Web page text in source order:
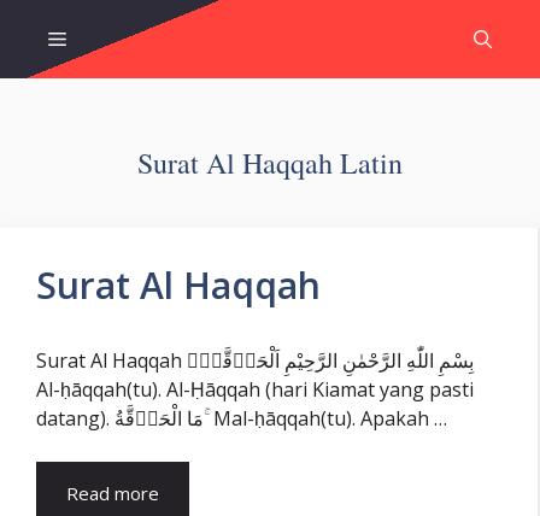
content
Menu
Surat Al Haqqah Latin
Surat Al Haqqah
Surat Al Haqqah بِسْمِ اللّٰهِ الرَّحْمٰنِ الرَّحِيْمِ اَلْحَاۤقَّةُۙ
Al-ḥāqqah(tu). Al-Ḥāqqah (hari Kiamat yang pasti
datang). مَا الْحَاۤقَّةُ ۚ Mal-ḥāqqah(tu). Apakah …
Read more